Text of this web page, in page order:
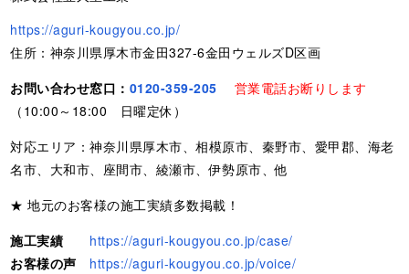
https://aguri-kougyou.co.jp/
住所：神奈川県厚木市金田327-6金田ウェルズD区画
お問い合わせ窓口： 0120-359-205
営業電話お断りします
（10:00～18:00 日曜定休）
対応エリア：神奈川県厚木市、相模原市、秦野市、愛甲郡、海老
名市、大和市、座間市、綾瀬市、伊勢原市、他
★ 地元のお客様の施工実績多数掲載！
施工実績
https://aguri-kougyou.co.jp/case/
お客様の声
https://aguri-kougyou.co.jp/voice/